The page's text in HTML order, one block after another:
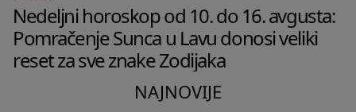
Nedeljni horoskop od 10. do 16. avgusta:
Pomračenje Sunca u Lavu donosi veliki
reset za sve znake Zodijaka
NAJNOVIJE